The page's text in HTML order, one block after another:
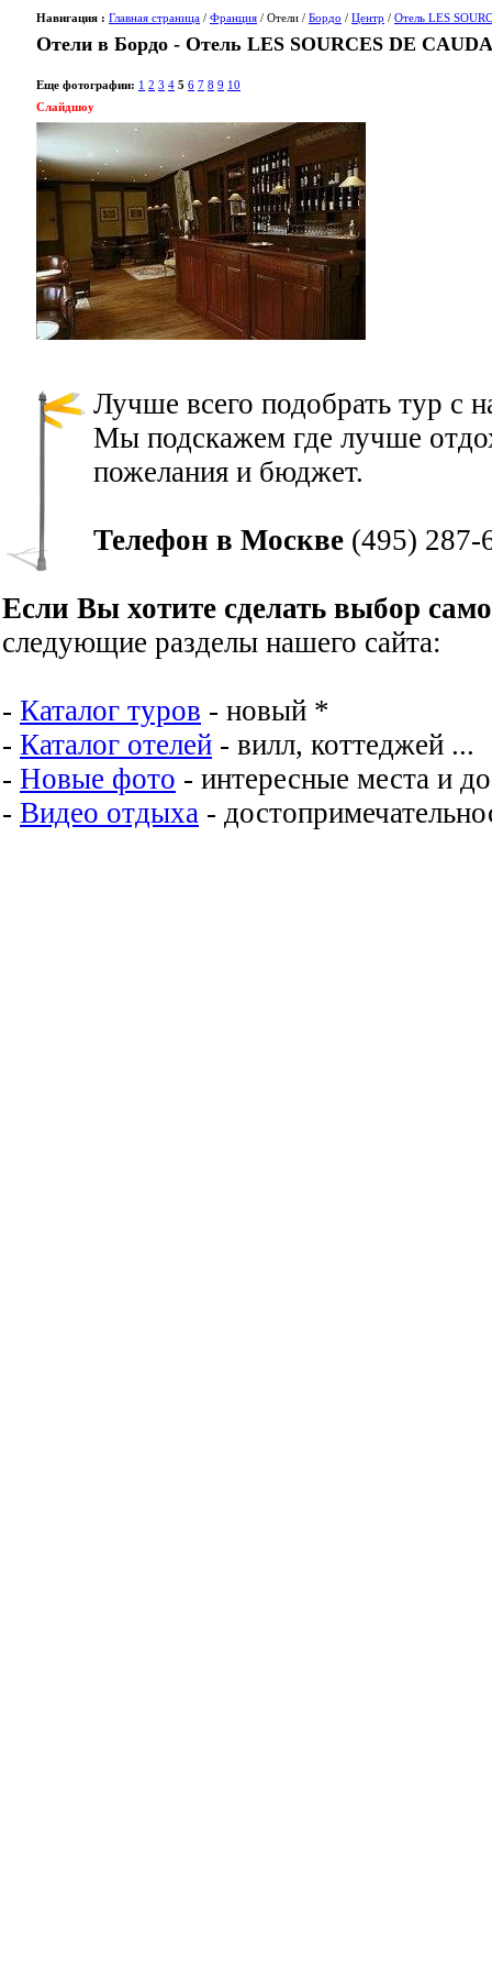
Навигация : Главная страница / Франция / Отели / Бордо / Центр / Отель LES
Отели в Бордо - Отель LES SOURCES DE
Еще фотографии: 1 2 3 4 5 6 7 8 9 10
Слайдшоу
Лучше всего подобрать тур с
Мы подскажем где лучше
пожелания и бюджет.
Телефон в Москве (495) 287-
Если Вы хотите сделать выбор
следующие разделы нашего сайта:
- Каталог туров - новый *
- Каталог отелей - вилл, коттеджей ...
- Новые фото - интересные места и
- Видео отдыха -